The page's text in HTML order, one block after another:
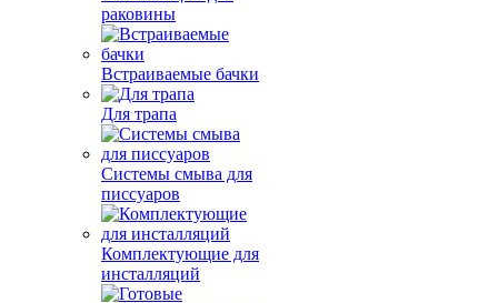
раковины
Встраиваемые бачки
Для трапа
Системы смыва для
писсуаров
Комплектующие для
инсталляций